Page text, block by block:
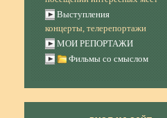
Выступления
концерты, телерепортажи
МОИ РЕПОРТАЖИ
Фильмы со смыслом